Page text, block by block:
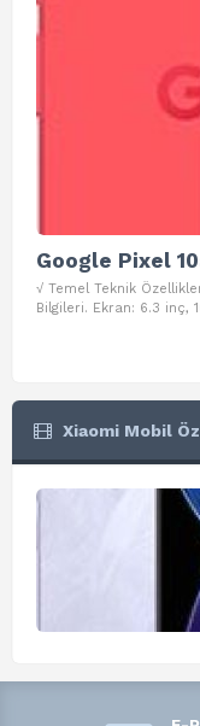
Google Pixel
√ Temel Teknik
Bilgileri. Ekran: 6.3 inç,
Xiaomi Mobil